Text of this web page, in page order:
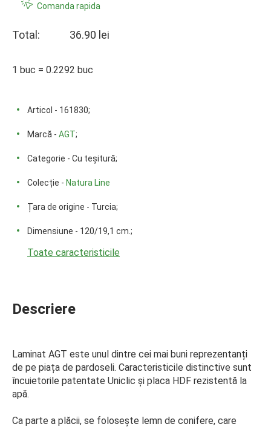
Comanda rapida
Total: 36.90 lei
1 buc = 0.2292 buc
Articol - 161830;
Marcă - AGT;
Categorie - Cu teșitură;
Colecție - Natura Line
Țara de origine - Turcia;
Dimensiune - 120/19,1 cm.;
Toate caracteristicile
Descriere
Laminat AGT este unul dintre cei mai buni reprezentanți
de pe piața de pardoseli. Caracteristicile distinctive sunt
încuietorile patentate Uniclic și placa HDF rezistentă la
apă.
Ca parte a plăcii, se folosește lemn de conifere, care